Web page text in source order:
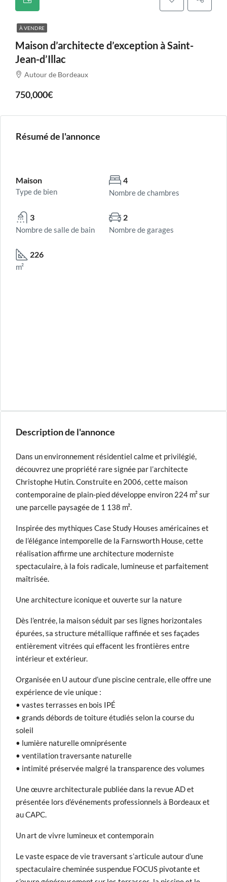
À VENDRE
Maison d’architecte d’exception à Saint-
Jean-d’Illac
Autour de Bordeaux
750,000€
Résumé de l'annonce
Maison
Type de bien
4
Nombre de chambres
3
Nombre de salle de bain
2
Nombre de garages
226
m²
Description de l'annonce
Dans un environnement résidentiel calme et privilégié,
découvrez une propriété rare signée par l’architecte
Christophe Hutin. Construite en 2006, cette maison
contemporaine de plain-pied développe environ 224 m² sur
une parcelle paysagée de 1 138 m².
Inspirée des mythiques Case Study Houses américaines et
de l’élégance intemporelle de la Farnsworth House, cette
réalisation affirme une architecture moderniste
spectaculaire, à la fois radicale, lumineuse et parfaitement
maîtrisée.
Une architecture iconique et ouverte sur la nature
Dès l’entrée, la maison séduit par ses lignes horizontales
épurées, sa structure métallique raffinée et ses façades
entièrement vitrées qui effacent les frontières entre
intérieur et extérieur.
Organisée en U autour d’une piscine centrale, elle offre une
expérience de vie unique :
• vastes terrasses en bois IPÉ
• grands débords de toiture étudiés selon la course du
soleil
• lumière naturelle omniprésente
• ventilation traversante naturelle
• intimité préservée malgré la transparence des volumes
Une œuvre architecturale publiée dans la revue AD et
présentée lors d’événements professionnels à Bordeaux et
au CAPC.
Un art de vivre lumineux et contemporain
Le vaste espace de vie traversant s’articule autour d’une
spectaculaire cheminée suspendue FOCUS pivotante et